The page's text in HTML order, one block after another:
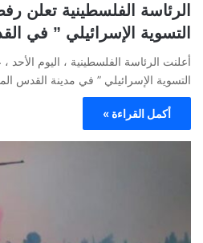
الرئاسة الفلسطينية تعلن
التسوية الإسرائيلي ” في
أعلنت الرئاسة الفلسطينية ، اليوم
التسوية الإسرائيلي ” في مدينة القدس
أكمل القراءة »